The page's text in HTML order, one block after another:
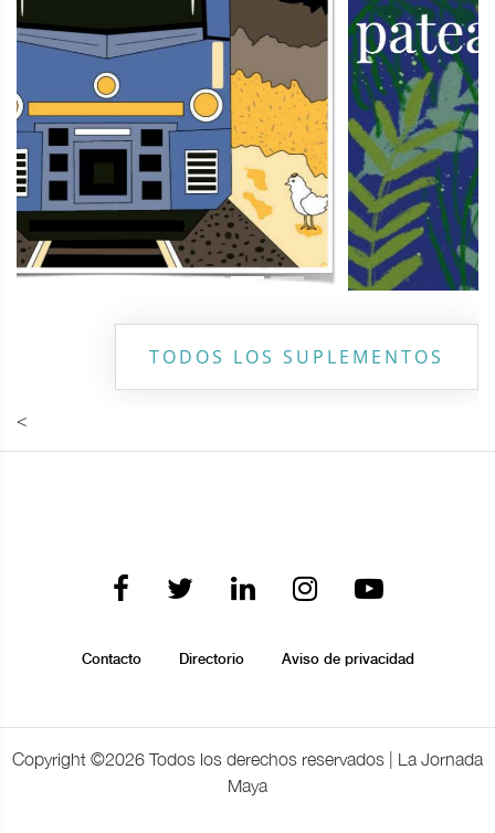
TODOS LOS SUPLEMENTOS
<
Contacto Directorio Aviso de privacidad
Copyright ©2026 Todos los derechos reservados | La Jornada
Maya